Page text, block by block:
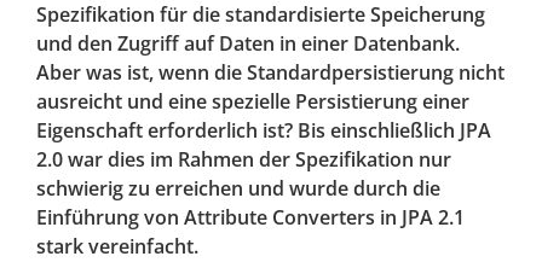
Spezifikation für die standardisierte Speicherung
und den Zugriff auf Daten in einer Datenbank.
Aber was ist, wenn die Standardpersistierung nicht
ausreicht und eine spezielle Persistierung einer
Eigenschaft erforderlich ist? Bis einschließlich JPA
2.0 war dies im Rahmen der Spezifikation nur
schwierig zu erreichen und wurde durch die
Einführung von Attribute Converters in JPA 2.1
stark vereinfacht.